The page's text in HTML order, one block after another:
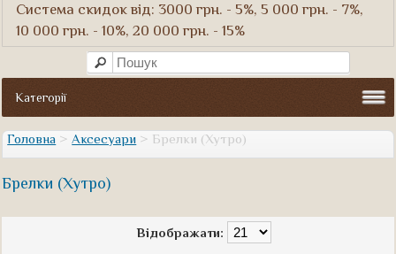
Система скидок від: 3000 грн. - 5%, 5 000 грн. - 7%,
10 000 грн. - 10%, 20 000 грн. - 15%
Категорії
Головна > Аксесуари > Брелки (Хутро)
Брелки (Хутро)
Відображати: